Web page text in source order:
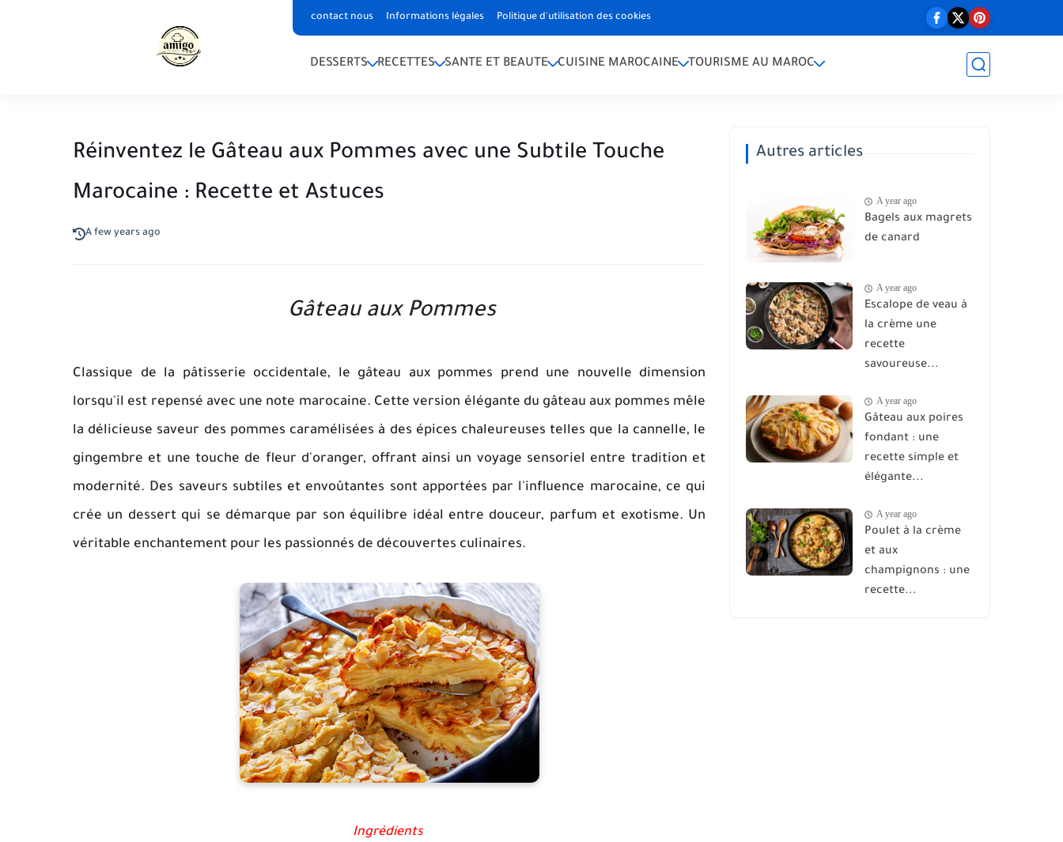
contact nous Informations légales Politique d'utilisation des cookies
DESSERTS RECETTES SANTE ET BEAUTE CUISINE MAROCAINE TOURISME AU MAROC
Réinventez le Gâteau aux Pommes avec une Subtile Touche
Marocaine : Recette et Astuces
A few years ago
Gâteau aux Pommes
Classique de la pâtisserie occidentale, le gâteau aux pommes prend une nouvelle dimension
lorsqu'il est repensé avec une note marocaine. Cette version élégante du gâteau aux pommes mêle
la délicieuse saveur des pommes caramélisées à des épices chaleureuses telles que la cannelle, le
gingembre et une touche de fleur d'oranger, offrant ainsi un voyage sensoriel entre tradition et
modernité. Des saveurs subtiles et envoûtantes sont apportées par l'influence marocaine, ce qui
crée un dessert qui se démarque par son équilibre idéal entre douceur, parfum et exotisme. Un
véritable enchantement pour les passionnés de découvertes culinaires.
Ingrédients
Autres articles
A year ago
Bagels aux magrets
de canard
A year ago
Escalope de veau à
la crème une
recette
savoureuse...
A year ago
Gâteau aux poires
fondant : une
recette simple et
élégante...
A year ago
Poulet à la crème
et aux
champignons : une
recette...